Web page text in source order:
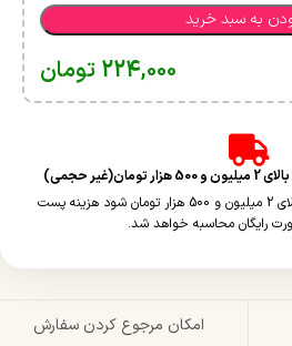
به سبد خرید
224,000 تومان
حجمی)
چنانچه جمع سبد خرید شما بالای 2 میلیون و 500 هزار تومان شود هزینه پست
رایگان محاسبه خواهد شد.
امکان مرجوع کردن سفارش